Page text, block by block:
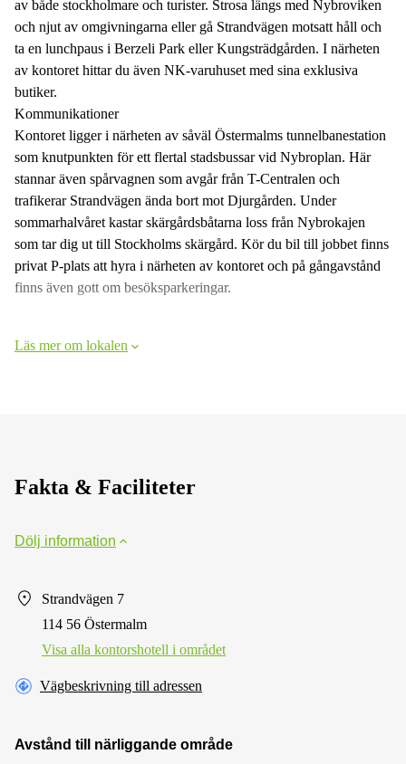
av både stockholmare och turister. Strosa längs med Nybroviken
och njut av omgivningarna eller gå Strandvägen motsatt håll och
ta en lunchpaus i Berzeli Park eller Kungsträdgården. I närheten
av kontoret hittar du även NK-varuhuset med sina exklusiva
butiker.
Kommunikationer
Kontoret ligger i närheten av såväl Östermalms tunnelbanestation
som knutpunkten för ett flertal stadsbussar vid Nybroplan. Här
stannar även spårvagnen som avgår från T-Centralen och
trafikerar Strandvägen ända bort mot Djurgården. Under
sommarhalvåret kastar skärgårdsbåtarna loss från Nybrokajen
som tar dig ut till Stockholms skärgård. Kör du bil till jobbet finns
privat P-plats att hyra i närheten av kontoret och på gångavstånd
finns även gott om besöksparkeringar.
Läs mer om lokalen
Fakta & Faciliteter
Dölj information
Strandvägen 7
114 56 Östermalm
Visa alla kontorshotell i området
Vägbeskrivning till adressen
Avstånd till närliggande område